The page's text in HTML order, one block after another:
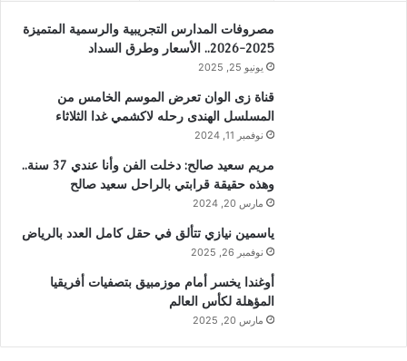
مصروفات المدارس التجريبية والرسمية المتميزة
2025-2026.. الأسعار وطرق السداد
يونيو 25, 2025
قناة زى الوان تعرض الموسم الخامس من
المسلسل الهندى رحله لاكشمي غدا الثلاثاء
نوفمبر 11, 2024
مريم سعيد صالح: دخلت الفن وأنا عندي 37 سنة..
وهذه حقيقة قرابتي بالراحل سعيد صالح
مارس 20, 2024
ياسمين نيازي تتألق في حقل كامل العدد بالرياض
نوفمبر 26, 2025
أوغندا يخسر أمام موزمبيق بتصفيات أفريقيا
المؤهلة لكأس العالم
مارس 20, 2025